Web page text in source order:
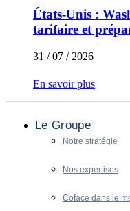
États-Unis :
tarifaire et
31 / 07 / 2026
En savoir plus
Le Groupe
Notre stratégie
Nos expertises
Coface dans le